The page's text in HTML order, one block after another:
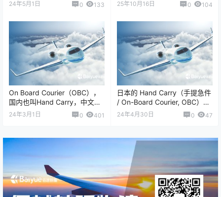
24年5月1日 0 133 25年10月16日 0 104
On Board Courier（OBC），
国内也叫Hand Carry，中文通
常被翻译为“手提急件&rdq…
24年3月1日 0 401
日本的 Hand Carry（手提急件
/ On-Board Courier, OBC）空
运服务 通常用于企业应急件、
24年4月30日 0 47